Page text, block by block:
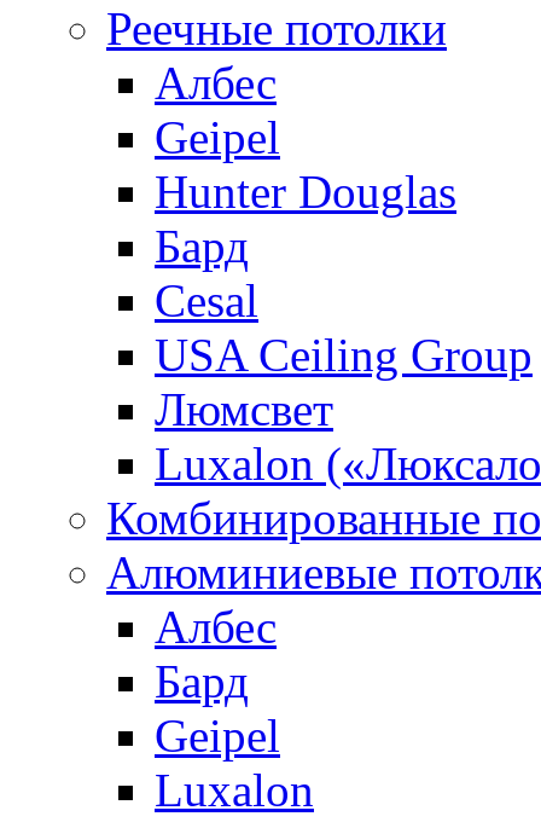
Реечные потолки
Албес
Geipel
Hunter Douglas
Бард
Cesal
USA Ceiling Group
Люмсвет
Luxalon
Комбинированные
Алюминиевые
Албес
Бард
Geipel
Luxalon